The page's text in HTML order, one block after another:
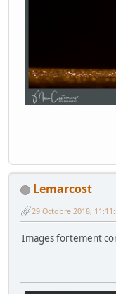
Lemarcost
29 Octobre 2018,
Images fortement